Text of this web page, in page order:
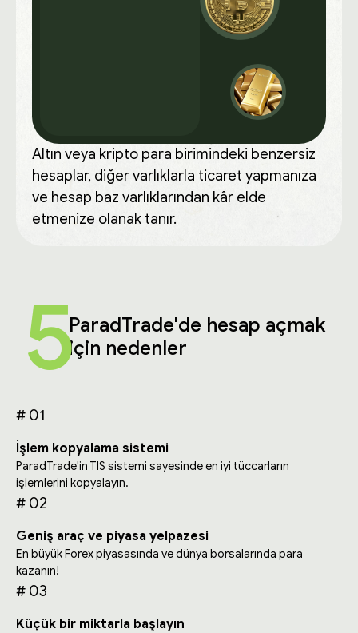
Altın veya kripto para birimindeki benzersiz
hesaplar, diğer varlıklarla ticaret yapmanıza
ve hesap baz varlıklarından kâr elde
etmenize olanak tanır.
5ParadTrade'de hesap açmak
için nedenler
# 01
İşlem kopyalama sistemi
ParadTrade'in TIS sistemi sayesinde en iyi tüccarların
işlemlerini kopyalayın.
# 02
Geniş araç ve piyasa yelpazesi
En büyük Forex piyasasında ve dünya borsalarında para
kazanın!
# 03
Küçük bir miktarla başlayın